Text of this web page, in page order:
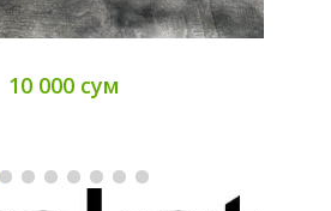
10 000 сум